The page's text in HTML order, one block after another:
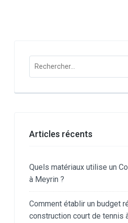
Rechercher :
Articles récents
Quels matériaux utilise un
à Meyrin ?
Comment établir un budget
construction court de tennis